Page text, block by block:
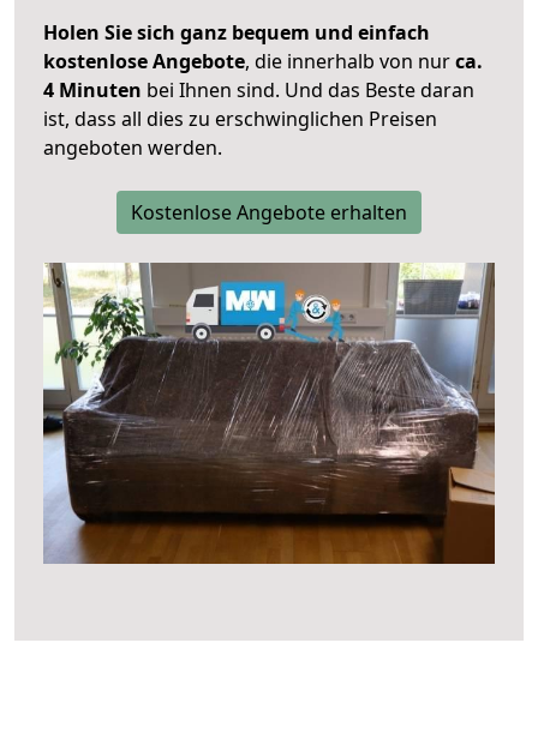
Holen Sie sich ganz bequem und einfach
kostenlose Angebote, die innerhalb von nurca.
4 Minuten bei Ihnen sind. Und das Beste daran
ist, dass all dies zu erschwinglichen Preisen
angeboten werden.
Kostenlose Angebote erhalten